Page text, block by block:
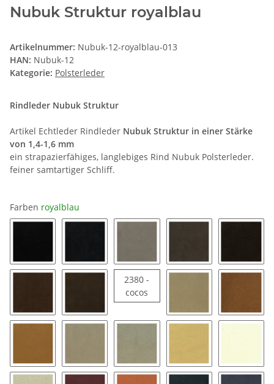
Nubuk Struktur royalblau
Artikelnummer: Nubuk-12-royalblau-013
HAN: Nubuk-12
Kategorie: Polsterleder
Rindleder Nubuk Struktur
Artikel Echtleder Rindleder Nubuk Struktur in einer Stärke
von 1,4-1,6 mm
ein strapazierfähiges, langlebiges Rind Nubuk Polsterleder.
feiner samtartiger Schliff.
Farben royalblau
0500 - schwarz0509 - smoke1396 - dolomiti2116 - chocolate
2220 -
2242 - schokolade2276 - torf
2380 -
cocos
2420 - dune 2443 -
2620 - brandy2816 - steppe3546 - vanille3719 - sandbeige
3896 -